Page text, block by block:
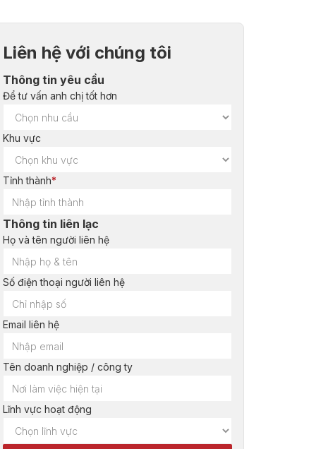
Liên hệ với chúng tôi
Thông tin yêu cầu
Để tư vấn anh chị tốt hơn
Khu vực
Tỉnh thành*
Thông tin liên lạc
Họ và tên người liên hệ
Số điện thoại người liên hệ
Email liên hệ
Tên doanh nghiệp / công ty
Lĩnh vực hoạt động